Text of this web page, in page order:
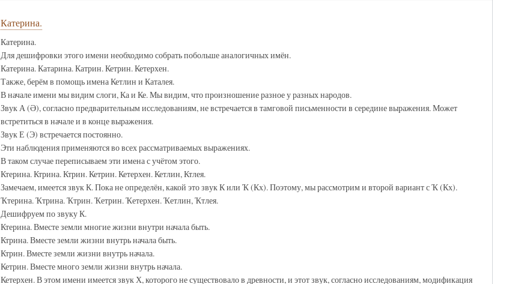
Катерина.
Катерина.
Для дешифровки этого имени необходимо собрать побольше аналогичных имён.
Катерина. Катарина. Катрин. Кетрин. Кетерхен.
Также, берём в помощь имена Кетлин и Каталея.
В начале имени мы видим слоги, Ка и Ке. Мы видим, что произношение разное у разных народов.
Звук А (Ә), согласно предварительным исследованиям, не встречается в тамговой письменности в середине выражения. Может
встретиться в начале и в конце выражения.
Звук Е (Э) встречается постоянно.
Эти наблюдения применяются во всех рассматриваемых выражениях.
В таком случае переписываем эти имена с учётом этого.
Ктерина. Ктрина. Ктрин. Кетрин. Кетерхен. Кетлин, Ктлея.
Замечаем, имеется звук К. Пока не определён, какой это звук К или Ҡ (Кх). Поэтому, мы рассмотрим и второй вариант с Ҡ (Кх).
Ҡтерина. Ҡтрина. Ҡтрин. Ҡетрин. Ҡетерхен. Ҡетлин, Ҡтлея.
Дешифруем по звуку К.
Ктерина. Вместе земли многие жизни внутри начала быть.
Ктрина. Вместе земли жизни внутрь начала быть.
Ктрин. Вместе земли жизни внутрь начала.
Кетрин. Вместе много земли жизни внутрь начала.
Кетерхен. В этом имени имеется звук Х, которого не существовало в древности, и этот звук, согласно исследованиям, модификация